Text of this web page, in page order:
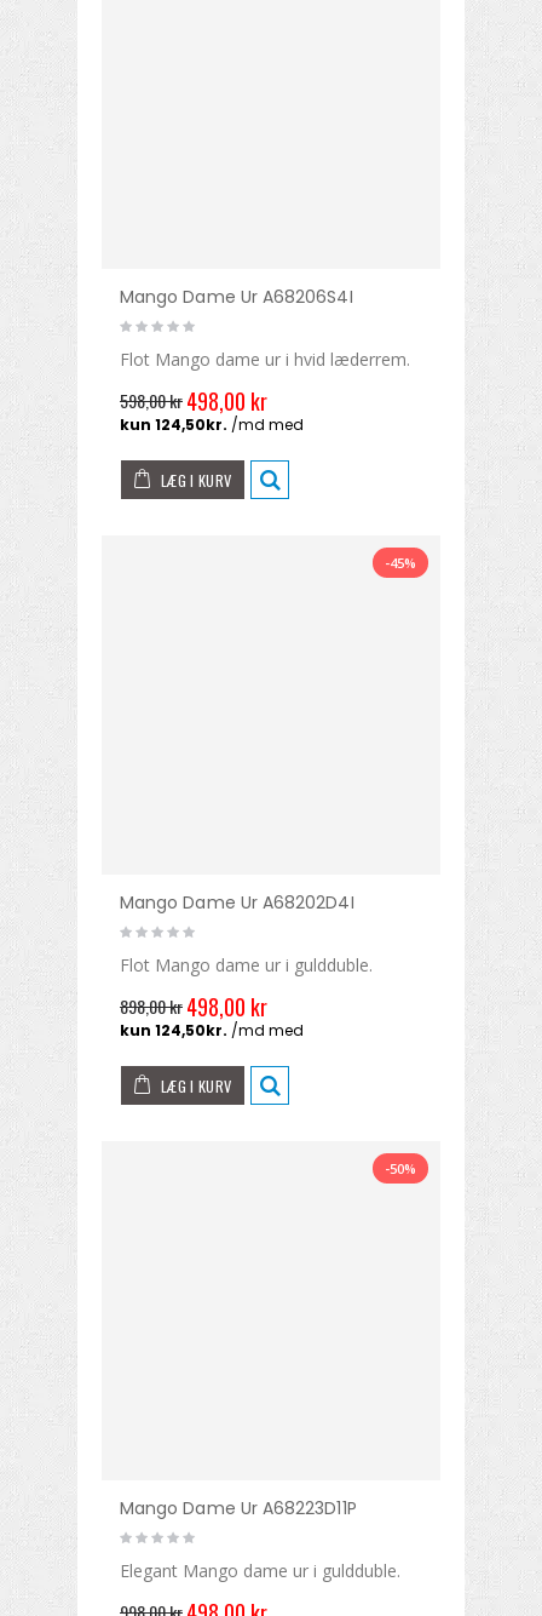
Mango Dame Ur A68206S4I
Flot Mango dame ur i hvid læderrem.
598,00 kr498,00 kr
LÆG I KURV
-45%
Mango Dame Ur A68202D4I
Flot Mango dame ur i guldduble.
898,00 kr498,00 kr
LÆG I KURV
-50%
Mango Dame Ur A68223D11P
Elegant Mango dame ur i guldduble.